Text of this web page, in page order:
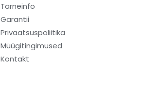
Tarneinfo
Garantii
Privaatsuspoliitika
Müügitingimused
Kontakt